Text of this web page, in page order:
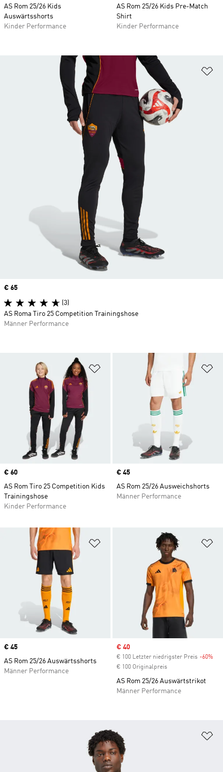
AS Rom 25/26 Kids
Auswärtsshorts
Kinder Performance
AS Rom 25/26 Kids Pre-Match
Shirt
Kinder Performance
Zur Wunschliste hinzufügen
Price
€ 60
AS Rom Tiro 25 Competition Kids
Trainingshose
Kinder Performance
Price
€ 45
AS Rom 25/26 Ausweichshorts
Männer Performance
Zur Wunschliste hinzufügen
Price
€ 45
AS Rom 25/26 Auswärtsshorts
Männer Performance
Sale price
€ 40
€ 100 Letzter niedrigster Preis -60%
€ 100 Originalpreis
AS Rom 25/26 Auswärtstrikot
Männer Performance
Price
€ 65
(3)
AS Roma Tiro 25 Competition Trainingshose
Männer Performance